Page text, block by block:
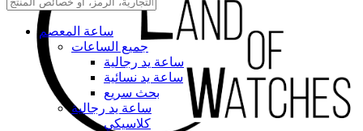
ساعة المعصم
جميع الساعات
ساعة يد رجالية
ساعة يد نسائية
بحث سريع
ساعة يد رجالية
كلاسيكي